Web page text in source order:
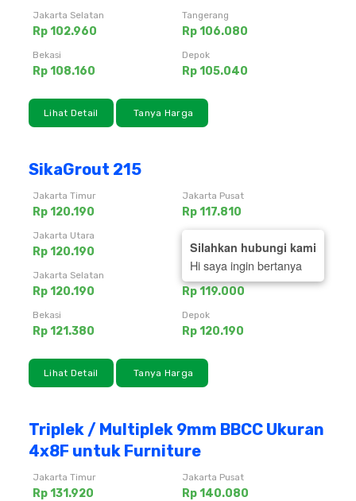
Jakarta Selatan
Rp 102.960
Tangerang
Rp 106.080
Bekasi
Rp 108.160
Depok
Rp 105.040
Lihat Detail Tanya Harga
SikaGrout 215
Jakarta Timur
Rp 120.190
Jakarta Pusat
Rp 117.810
Jakarta Utara
Rp 120.190 Rp 120.190
Jakarta Selatan
Rp 120.190
Tangerang
Rp 119.000
Bekasi
Rp 121.380
Depok
Rp 120.190
Lihat Detail Tanya Harga
Triplek / Multiplek 9mm BBCC Ukuran
4x8F untuk Furniture
Jakarta Timur
Rp 131.920
Jakarta Pusat
Rp 140.080
Silahkan hubungi kami
Hi saya ingin bertanya